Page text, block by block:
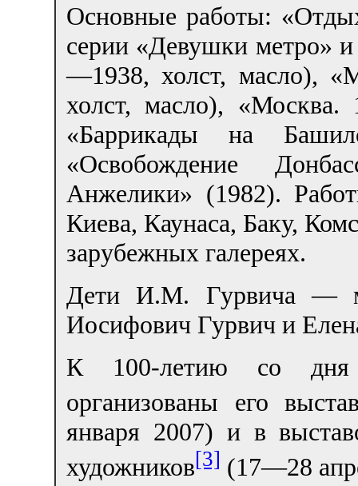
Основные работы:
серии «Девушки метро» и
—1938, холст, масло),
холст, масло), «Москва.
«Баррикады на
«Освобождение
Анжелики» (1982).
Киева, Каунаса, Баку,
зарубежных галереях.
Дети И.М. Гурвича —
Иосифович Гурвич и
К 100-летию со дня
организованы его
января 2007) и в
художников[3] (17—28